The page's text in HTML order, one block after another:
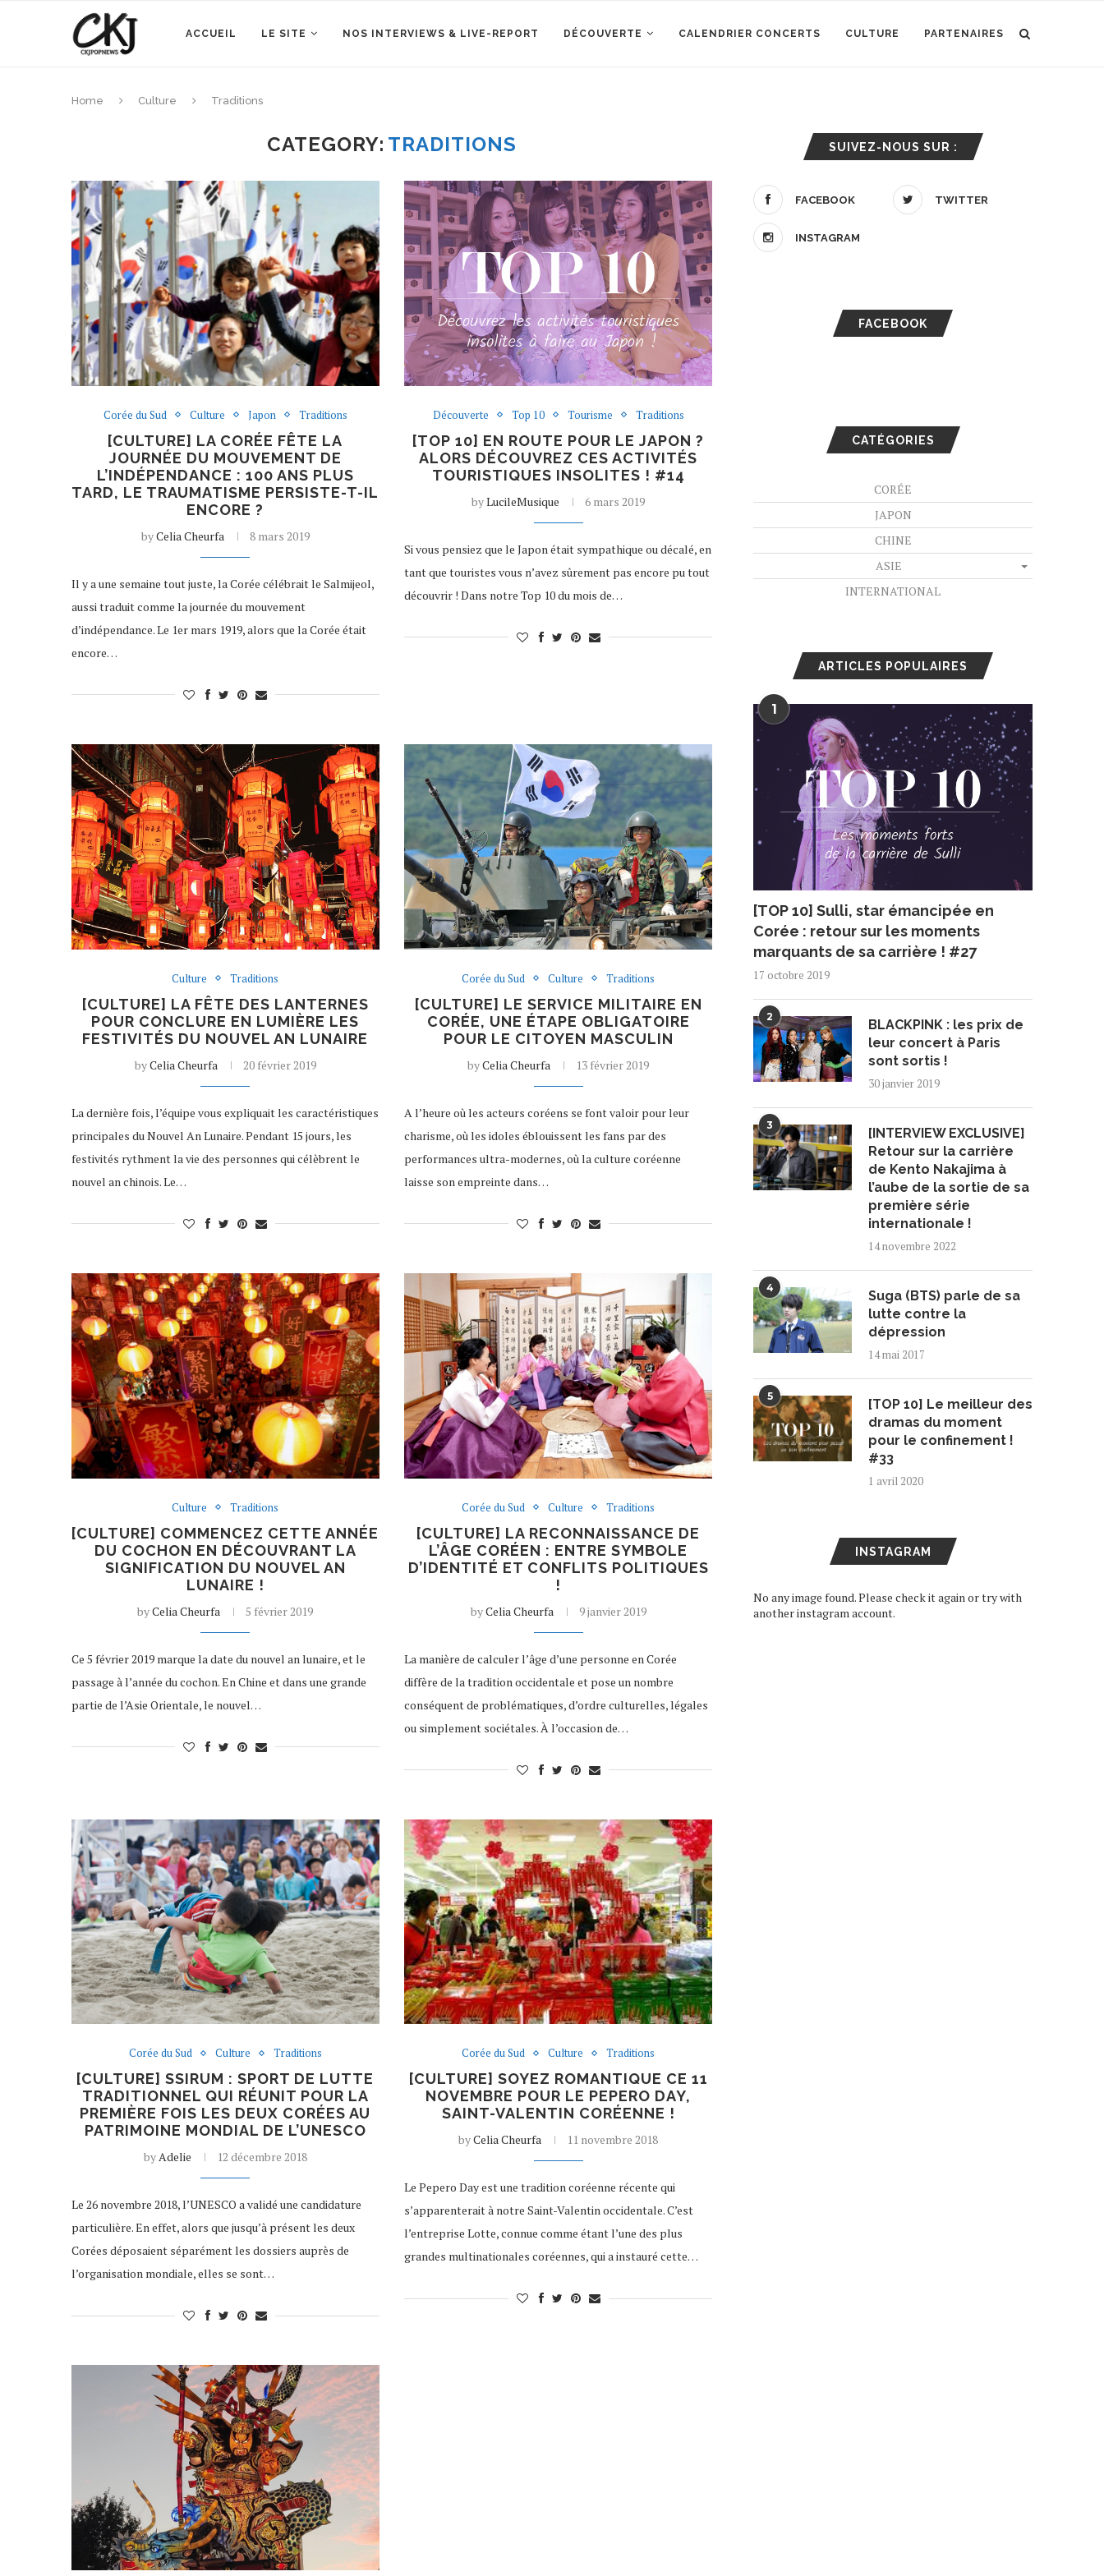
ACCUEIL LE SITE NOS INTERVIEWS & LIVE-REPORT DÉCOUVERTE CALENDRIER CONCERTS CULTURE PARTENAIRES
Home Culture Traditions
CATEGORY: TRADITIONS
Corée du Sud Culture Japon Traditions
[CULTURE] LA CORÉE FÊTE LA
JOURNÉE DU MOUVEMENT DE
L’INDÉPENDANCE : 100 ANS PLUS
TARD, LE TRAUMATISME PERSISTE-T-IL
ENCORE ?
byCelia Cheurfa 8 mars 2019
Il y a une semaine tout juste, la Corée célébrait le Salmijeol,
aussi traduit comme la journée du mouvement
d’indépendance. Le 1er mars 1919, alors que la Corée était
encore…
Découverte Top 10 Tourisme Traditions
[TOP 10] EN ROUTE POUR LE JAPON ?
ALORS DÉCOUVREZ CES ACTIVITÉS
TOURISTIQUES INSOLITES ! #14
byLucileMusique 6 mars 2019
Si vous pensiez que le Japon était sympathique ou décalé, en
tant que touristes vous n’avez sûrement pas encore pu tout
découvrir ! Dans notre Top 10 du mois de…
Culture Traditions
[CULTURE] LA FÊTE DES LANTERNES
POUR CONCLURE EN LUMIÈRE LES
FESTIVITÉS DU NOUVEL AN LUNAIRE
byCelia Cheurfa 20 février 2019
La dernière fois, l’équipe vous expliquait les caractéristiques
principales du Nouvel An Lunaire. Pendant 15 jours, les
festivités rythment la vie des personnes qui célèbrent le
nouvel an chinois. Le…
Corée du Sud Culture Traditions
[CULTURE] LE SERVICE MILITAIRE EN
CORÉE, UNE ÉTAPE OBLIGATOIRE
POUR LE CITOYEN MASCULIN
byCelia Cheurfa 13 février 2019
A l’heure où les acteurs coréens se font valoir pour leur
charisme, où les idoles éblouissent les fans par des
performances ultra-modernes, où la culture coréenne
laisse son empreinte dans…
Culture Traditions
[CULTURE] COMMENCEZ CETTE ANNÉE
DU COCHON EN DÉCOUVRANT LA
SIGNIFICATION DU NOUVEL AN
LUNAIRE !
byCelia Cheurfa 5 février 2019
Ce 5 février 2019 marque la date du nouvel an lunaire, et le
passage à l’année du cochon. En Chine et dans une grande
partie de l’Asie Orientale, le nouvel…
Corée du Sud Culture Traditions
[CULTURE] LA RECONNAISSANCE DE
L’ÂGE CORÉEN : ENTRE SYMBOLE
D’IDENTITÉ ET CONFLITS POLITIQUES
!
byCelia Cheurfa 9 janvier 2019
La manière de calculer l’âge d’une personne en Corée
diffère de la tradition occidentale et pose un nombre
conséquent de problématiques, d’ordre culturelles, légales
ou simplement sociétales. À l’occasion de…
Corée du Sud Culture Traditions
[CULTURE] SSIRUM : SPORT DE LUTTE
TRADITIONNEL QUI RÉUNIT POUR LA
PREMIÈRE FOIS LES DEUX CORÉES AU
PATRIMOINE MONDIAL DE L’UNESCO
byAdelie 12 décembre 2018
Le 26 novembre 2018, l’UNESCO a validé une candidature
particulière. En effet, alors que jusqu’à présent les deux
Corées déposaient séparément les dossiers auprès de
l’organisation mondiale, elles se sont…
Corée du Sud Culture Traditions
[CULTURE] SOYEZ ROMANTIQUE CE 11
NOVEMBRE POUR LE PEPERO DAY,
SAINT-VALENTIN CORÉENNE !
byCelia Cheurfa 11 novembre 2018
Le Pepero Day est une tradition coréenne récente qui
s’apparenterait à notre Saint-Valentin occidentale. C’est
l’entreprise Lotte, connue comme étant l’une des plus
grandes multinationales coréennes, qui a instauré cette…
SUIVEZ-NOUS SUR :
FACEBOOK TWITTER
INSTAGRAM
FACEBOOK
CATÉGORIES
CORÉE
JAPON
CHINE
ASIE
INTERNATIONAL
ARTICLES POPULAIRES
1
[TOP 10] Sulli, star émancipée en
Corée : retour sur les moments
marquants de sa carrière ! #27
17 octobre 2019
2
BLACKPINK : les prix de
leur concert à Paris
sont sortis !
30 janvier 2019
3
[INTERVIEW EXCLUSIVE]
Retour sur la carrière
de Kento Nakajima à
l’aube de la sortie de sa
première série
internationale !
14 novembre 2022
4
Suga (BTS) parle de sa
lutte contre la
dépression
14 mai 2017
5
[TOP 10] Le meilleur des
dramas du moment
pour le confinement !
#33
1 avril 2020
INSTAGRAM
No any image found. Please check it again or try with
another instagram account.